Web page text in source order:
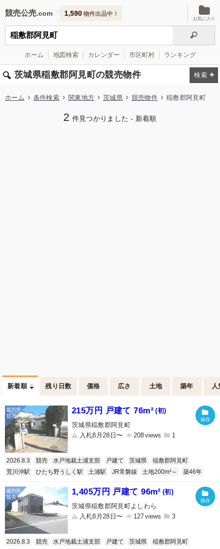
競売公売 1,590 物件出品中！
お気に入り
ホーム 地図検索 カレンダー 市区町村 ランキング
茨城県稲敷郡阿見町の競売物件
ホーム 条件検索 関東地方 茨城県 競売物件 稲敷郡阿見町
2 件見つかりました - 新着順
新着順 残り日数 価格 広さ 土地 築年 人
215万円 戸建て 76m² (初)
茨城県稲敷郡阿見町
入札8月28日〜
208 1
2026.8.3 競売 水戸地裁土浦支部 戸建て 茨城県
稲敷郡阿見町
荒川沖駅
ひたち野うしく駅 土浦駅 JR常磐線 土地200m²～ 築46年
1,405万円 戸建て 96m² (初)
茨城県稲敷郡阿見町よしわら
入札8月28日〜
127 3
2026.8.3 競売 水戸地裁土浦支部 戸建て 茨城県
稲敷郡阿見町